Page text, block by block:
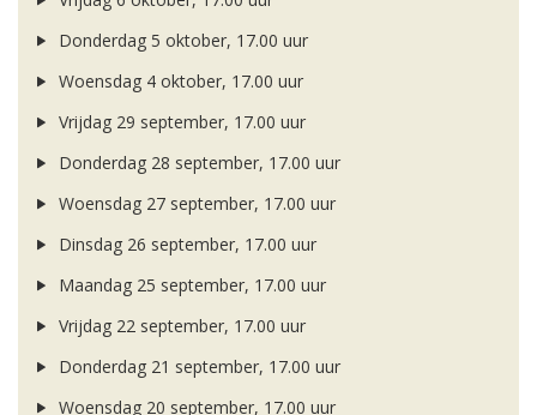
Donderdag 5 oktober, 17.00 uur
Woensdag 4 oktober, 17.00 uur
Vrijdag 29 september, 17.00 uur
Donderdag 28 september, 17.00 uur
Woensdag 27 september, 17.00 uur
Dinsdag 26 september, 17.00 uur
Maandag 25 september, 17.00 uur
Vrijdag 22 september, 17.00 uur
Donderdag 21 september, 17.00 uur
Woensdag 20 september, 17.00 uur